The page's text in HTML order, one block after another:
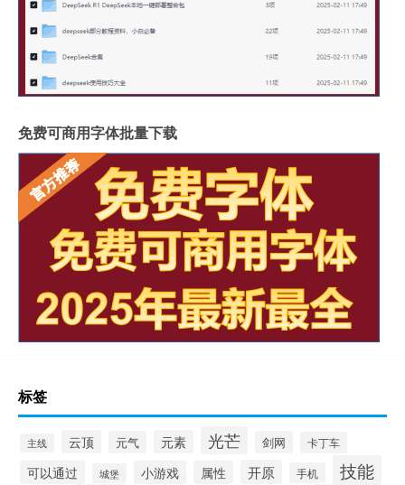
免费可商用字体批量下载
标签
主线 云顶 元气 元素 光芒 剑网 卡丁车
可以通过 城堡 小游戏 属性 开原 手机 技能